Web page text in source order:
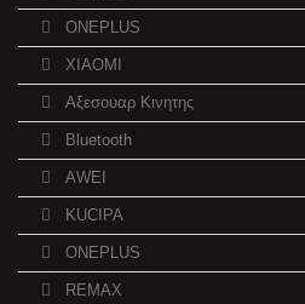
ONEPLUS
XIAOMI
Αξεσουαρ Κινητης
Bluetooth
AWEI
KUCIPA
ONEPLUS
REMAX